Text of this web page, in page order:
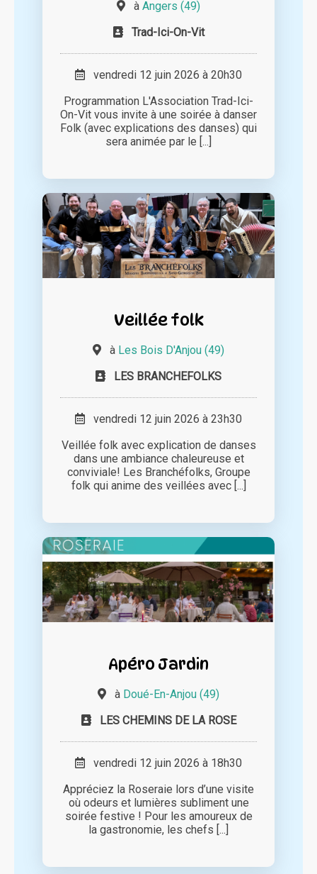
à Angers (49)
Trad-Ici-On-Vit
vendredi 12 juin 2026 à 20h30
Programmation L'Association Trad-Ici-
On-Vit vous invite à une soirée à danser
Folk (avec explications des danses) qui
sera animée par le [...]
Veillée folk
à Les Bois D'Anjou (49)
LES BRANCHEFOLKS
vendredi 12 juin 2026 à 23h30
Veillée folk avec explication de danses
dans une ambiance chaleureuse et
conviviale! Les Branchéfolks, Groupe
folk qui anime des veillées avec [...]
Apéro Jardin
à Doué-En-Anjou (49)
LES CHEMINS DE LA ROSE
vendredi 12 juin 2026 à 18h30
Appréciez la Roseraie lors d’une visite
où odeurs et lumières subliment une
soirée festive ! Pour les amoureux de
la gastronomie, les chefs [...]